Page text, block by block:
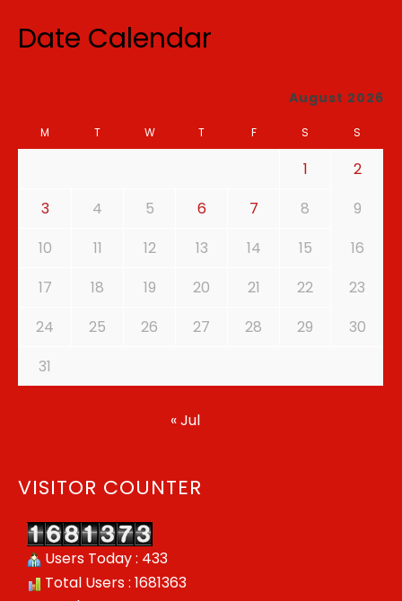
Date Calendar
August 2026
M T W T F S S
1
2
3
4 5 6 7 8
9
10
11 12 13 14 15
16
17
18 19 20 21 22
23
24
25 26 27 28 29
30
31
« Jul
VISITOR COUNTER
Users Today : 433
Total Users : 1681363